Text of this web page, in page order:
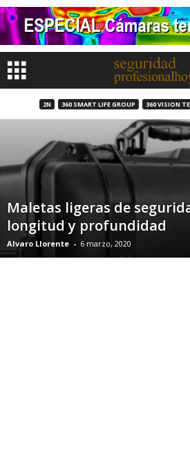
2N 360 SMART LIFE GROUP 360 VISION
Maletas ligeras de
longitud y profundidad
Alvaro Llorente - 6 marzo, 2020